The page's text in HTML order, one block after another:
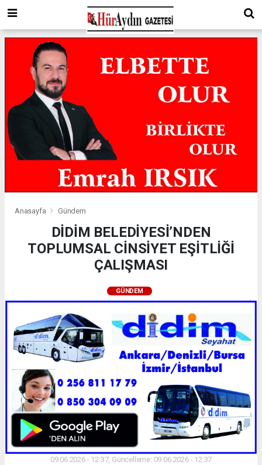
Anasayfa Gündem
DİDİM BELEDİYESİ’NDEN
TOPLUMSAL CİNSİYET EŞİTLİĞİ
ÇALIŞMASI
GÜNDEM
09.06.2026 - 12:37, Güncelleme: 09.06.2026 - 12:37